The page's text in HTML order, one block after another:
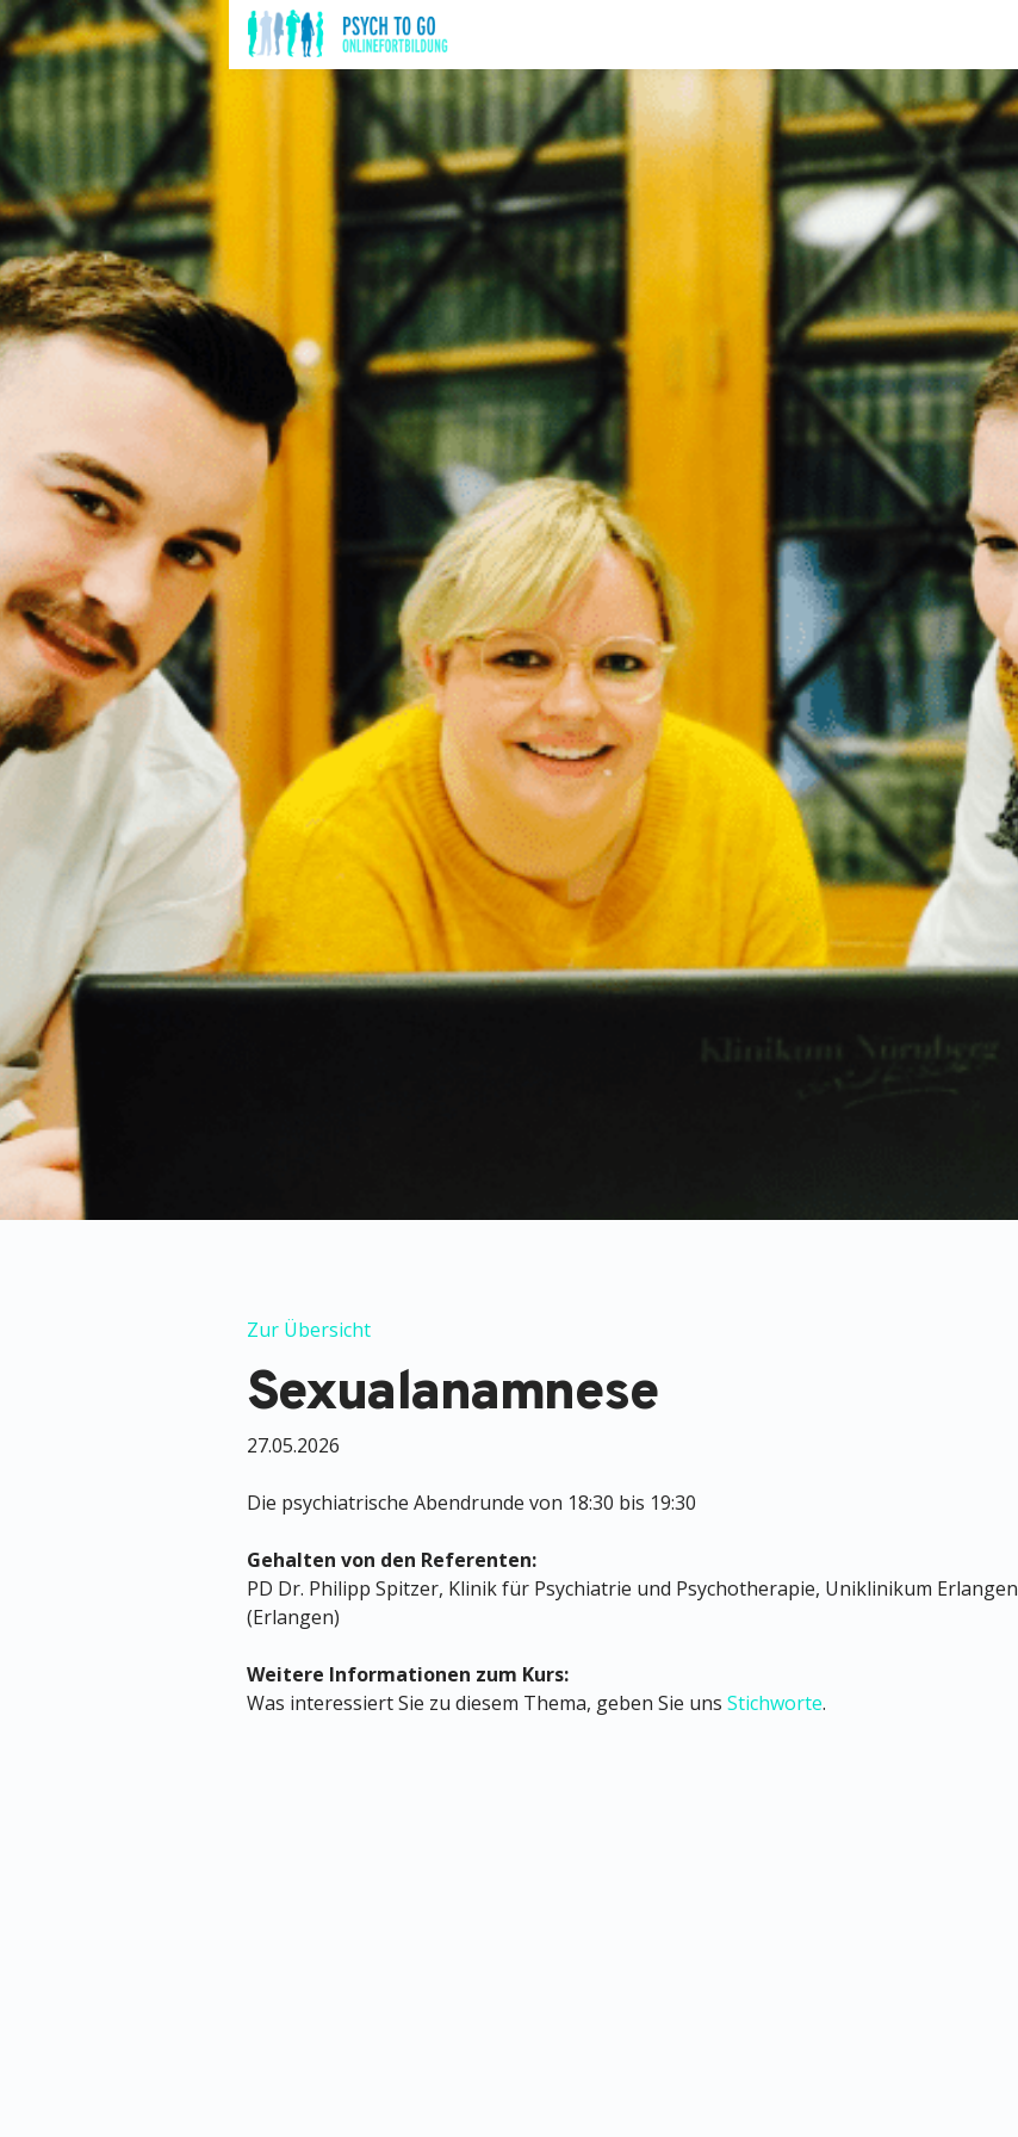
Zur Übersicht
Sexualanamnese
27.05.2026
Die psychiatrische Abendrunde von 18:30 bis 19:30
Gehalten von den Referenten:
PD Dr. Philipp Spitzer, Klinik für Psychiatrie und Psychotherapie, Uniklinikum Erlangen
(Erlangen)
Weitere Informationen zum Kurs:
Was interessiert Sie zu diesem Thema, geben Sie uns Stichworte.